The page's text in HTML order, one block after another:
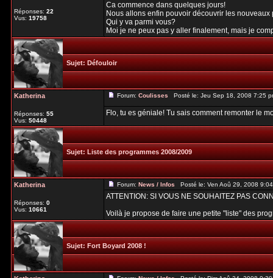
Réponses:22
Vus:19758
Ca commence dans quelques jours!
Nous allons enfin pouvoir découvrir les nouveaux
Qui y va parmi vous?
Moi je ne peux pas y aller finalement, mais je
Sujet:Défouloir
Katherina
Réponses:55
Vus:50448
Forum:CoulissesPosté le: Jeu Sep 18, 2008 7:25
Flo, tu es géniale! Tu sais comment remonter le
Sujet:Liste des programmes 2008/2009
Katherina
Réponses:0
Vus:10661
Forum:News / InfosPosté le: Ven Aoû 29, 2008
ATTENTION: SI VOUS NE SOUHAITEZ PAS
Voilà je propose de faire une petite "liste" des
Sujet:Fort Boyard 2008 !